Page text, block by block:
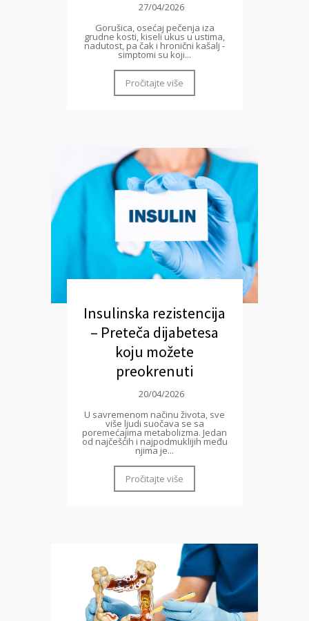
27/04/2026
Gorušica, osećaj pečenja iza
grudne kosti, kiseli ukus u ustima,
nadutost, pa čak i hronični kašalj -
simptomi su koji...
Pročitajte više
Insulinska rezistencija
– Preteča dijabetesa
koju možete
preokrenuti
20/04/2026
U savremenom načinu života, sve
više ljudi suočava se sa
poremećajima metabolizma. Jedan
od najčešćih i najpodmuklijih među
njima je...
Pročitajte više